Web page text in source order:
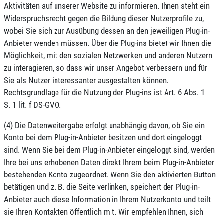
Aktivitäten auf unserer Website zu informieren. Ihnen steht ein
Widerspruchsrecht gegen die Bildung dieser Nutzerprofile zu,
wobei Sie sich zur Ausübung dessen an den jeweiligen Plug-in-
Anbieter wenden müssen. Über die Plug-ins bietet wir Ihnen die
Möglichkeit, mit den sozialen Netzwerken und anderen Nutzern
zu interagieren, so dass wir unser Angebot verbessern und für
Sie als Nutzer interessanter ausgestalten können.
Rechtsgrundlage für die Nutzung der Plug-ins ist Art. 6 Abs. 1
S. 1 lit. f DS-GVO.
(4) Die Datenweitergabe erfolgt unabhängig davon, ob Sie ein
Konto bei dem Plug-in-Anbieter besitzen und dort eingeloggt
sind. Wenn Sie bei dem Plug-in-Anbieter eingeloggt sind, werden
Ihre bei uns erhobenen Daten direkt Ihrem beim Plug-in-Anbieter
bestehenden Konto zugeordnet. Wenn Sie den aktivierten Button
betätigen und z. B. die Seite verlinken, speichert der Plug-in-
Anbieter auch diese Information in Ihrem Nutzerkonto und teilt
sie Ihren Kontakten öffentlich mit. Wir empfehlen Ihnen, sich